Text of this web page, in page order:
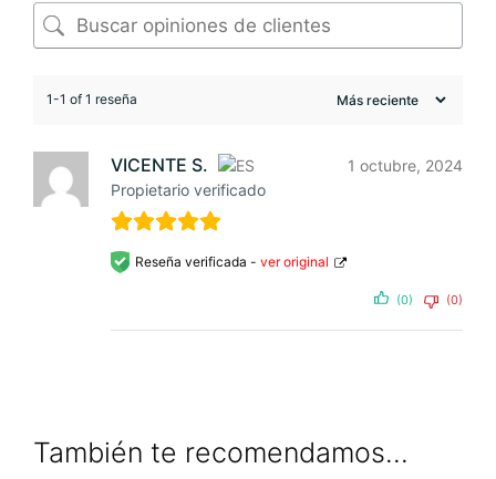
1-1 of 1 reseña
VICENTE S.
Propietario verificado
1 octubre, 2024
Reseña verificada - ver original
(0) (0)
También te recomendamos…